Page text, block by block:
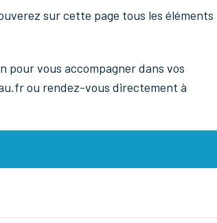
sur cette page tous les éléments
pour vous accompagner dans vos
ou rendez-vous directement à